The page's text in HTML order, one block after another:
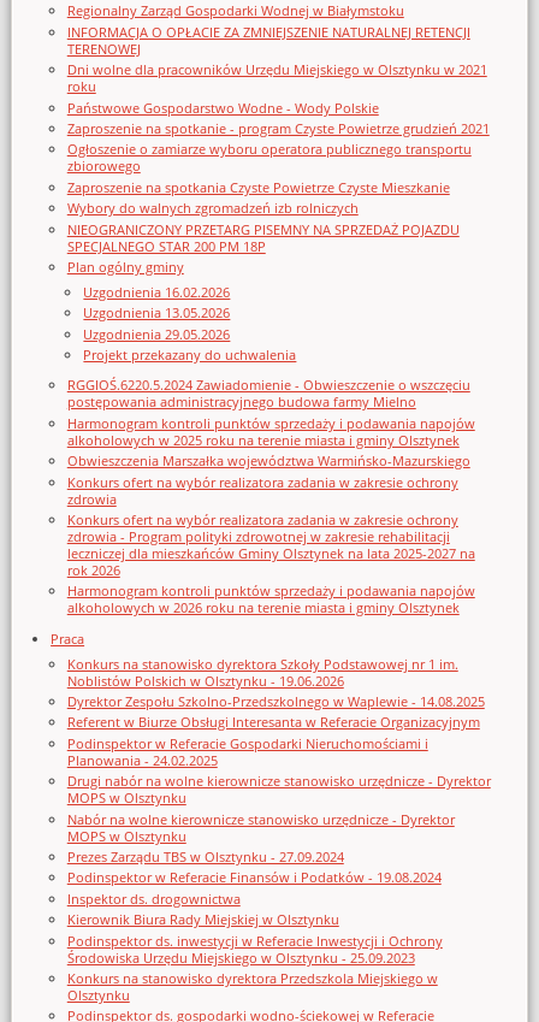
Regionalny Zarząd Gospodarki Wodnej w Białymstoku
INFORMACJA O OPŁACIE ZA ZMNIEJSZENIE NATURALNEJ RETENCJI
TERENOWEJ
Dni wolne dla pracowników Urzędu Miejskiego w Olsztynku w 2021
roku
Państwowe Gospodarstwo Wodne - Wody Polskie
Zaproszenie na spotkanie - program Czyste Powietrze grudzień 2021
Ogłoszenie o zamiarze wyboru operatora publicznego transportu
zbiorowego
Zaproszenie na spotkania Czyste Powietrze Czyste Mieszkanie
Wybory do walnych zgromadzeń izb rolniczych
NIEOGRANICZONY PRZETARG PISEMNY NA SPRZEDAŻ POJAZDU
SPECJALNEGO STAR 200 PM 18P
Plan ogólny gminy
Uzgodnienia 16.02.2026
Uzgodnienia 13.05.2026
Uzgodnienia 29.05.2026
Projekt przekazany do uchwalenia
RGGIOŚ.6220.5.2024 Zawiadomienie - Obwieszczenie o wszczęciu
postępowania administracyjnego budowa farmy Mielno
Harmonogram kontroli punktów sprzedaży i podawania napojów
alkoholowych w 2025 roku na terenie miasta i gminy Olsztynek
Obwieszczenia Marszałka województwa Warmińsko-Mazurskiego
Konkurs ofert na wybór realizatora zadania w zakresie ochrony
zdrowia
Konkurs ofert na wybór realizatora zadania w zakresie ochrony
zdrowia - Program polityki zdrowotnej w zakresie rehabilitacji
leczniczej dla mieszkańców Gminy Olsztynek na lata 2025-2027 na
rok 2026
Harmonogram kontroli punktów sprzedaży i podawania napojów
alkoholowych w 2026 roku na terenie miasta i gminy Olsztynek
Praca
Konkurs na stanowisko dyrektora Szkoły Podstawowej nr 1 im.
Noblistów Polskich w Olsztynku - 19.06.2026
Dyrektor Zespołu Szkolno-Przedszkolnego w Waplewie - 14.08.2025
Referent w Biurze Obsługi Interesanta w Referacie Organizacyjnym
Podinspektor w Referacie Gospodarki Nieruchomościami i
Planowania - 24.02.2025
Drugi nabór na wolne kierownicze stanowisko urzędnicze - Dyrektor
MOPS w Olsztynku
Nabór na wolne kierownicze stanowisko urzędnicze - Dyrektor
MOPS w Olsztynku
Prezes Zarządu TBS w Olsztynku - 27.09.2024
Podinspektor w Referacie Finansów i Podatków - 19.08.2024
Inspektor ds. drogownictwa
Kierownik Biura Rady Miejskiej w Olsztynku
Podinspektor ds. inwestycji w Referacie Inwestycji i Ochrony
Środowiska Urzędu Miejskiego w Olsztynku - 25.09.2023
Konkurs na stanowisko dyrektora Przedszkola Miejskiego w
Olsztynku
Podinspektor ds. gospodarki wodno-ściekowej w Referacie